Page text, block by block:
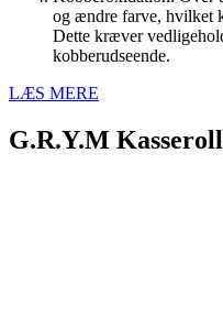
og ændre farve, hvilket
Dette kræver
kobberudseende.
LÆS MERE
G.R.Y.M